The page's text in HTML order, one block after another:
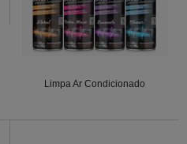
Limpa Ar Condicionado